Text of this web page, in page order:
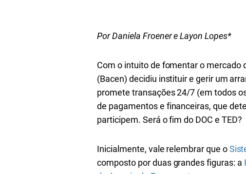
Por Daniela Froener e Layon Lopes*
Com o intuito de fomentar o mercado
(Bacen) decidiu instituir e gerir um
promete transações 24/7 (em todos
de pagamentos e financeiras, que
participem. Será o fim do DOC e TED?
Inicialmente, vale relembrar que o
composto por duas grandes figuras: a